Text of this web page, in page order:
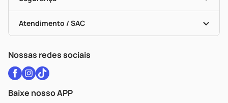
Troca E Devolução
Bulas De A A Z
Políticas De Marketplace
Testes Rápidos
Autoteste Covid-19
Vacinas
Portal Da Privacidade
Atendimento / SAC
Nossas redes sociais
Baixe nosso APP